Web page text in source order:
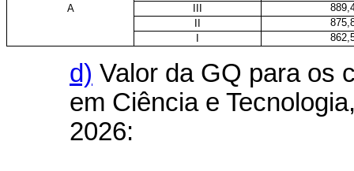
A
d) Valor da GQ para os
em Ciência e
2026: